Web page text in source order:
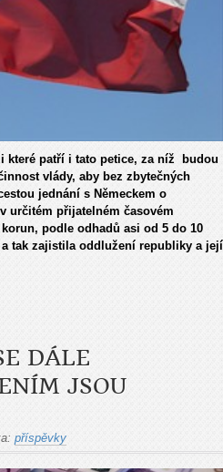
které patří i tato petice, za níž budou
vlády, aby bez zbytečných
jednání s Německem o
určitém přijatelném časovém
podle odhadů asi od 5 do 10
tak zajistila oddlužení republiky a její
DÁLE
JSOU
příspěvky